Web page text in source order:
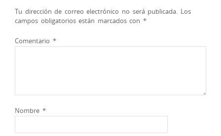
Tu dirección de correo electrónico no será publicada. Los
campos obligatorios están marcados con *
Comentario *
Nombre *